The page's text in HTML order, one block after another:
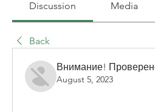
Discussion Media
Back
Внимание!
August 5, 2023